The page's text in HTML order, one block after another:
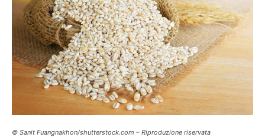
© Sanit Fuangnakhon/shutterstock.com – Riproduzione riservata